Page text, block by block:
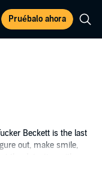
Pruébalo ahora
Beckett is the last
out, make smile,
the detective with